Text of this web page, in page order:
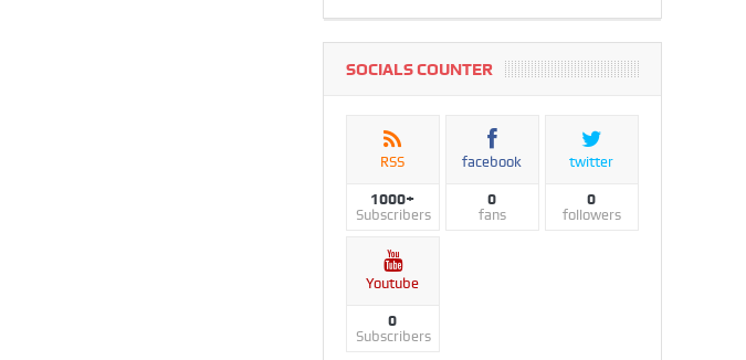
SOCIALS COUNTER
RSS
1000+
Subscribers
facebook
0
fans
twitter
0
followers
Youtube
0
Subscribers